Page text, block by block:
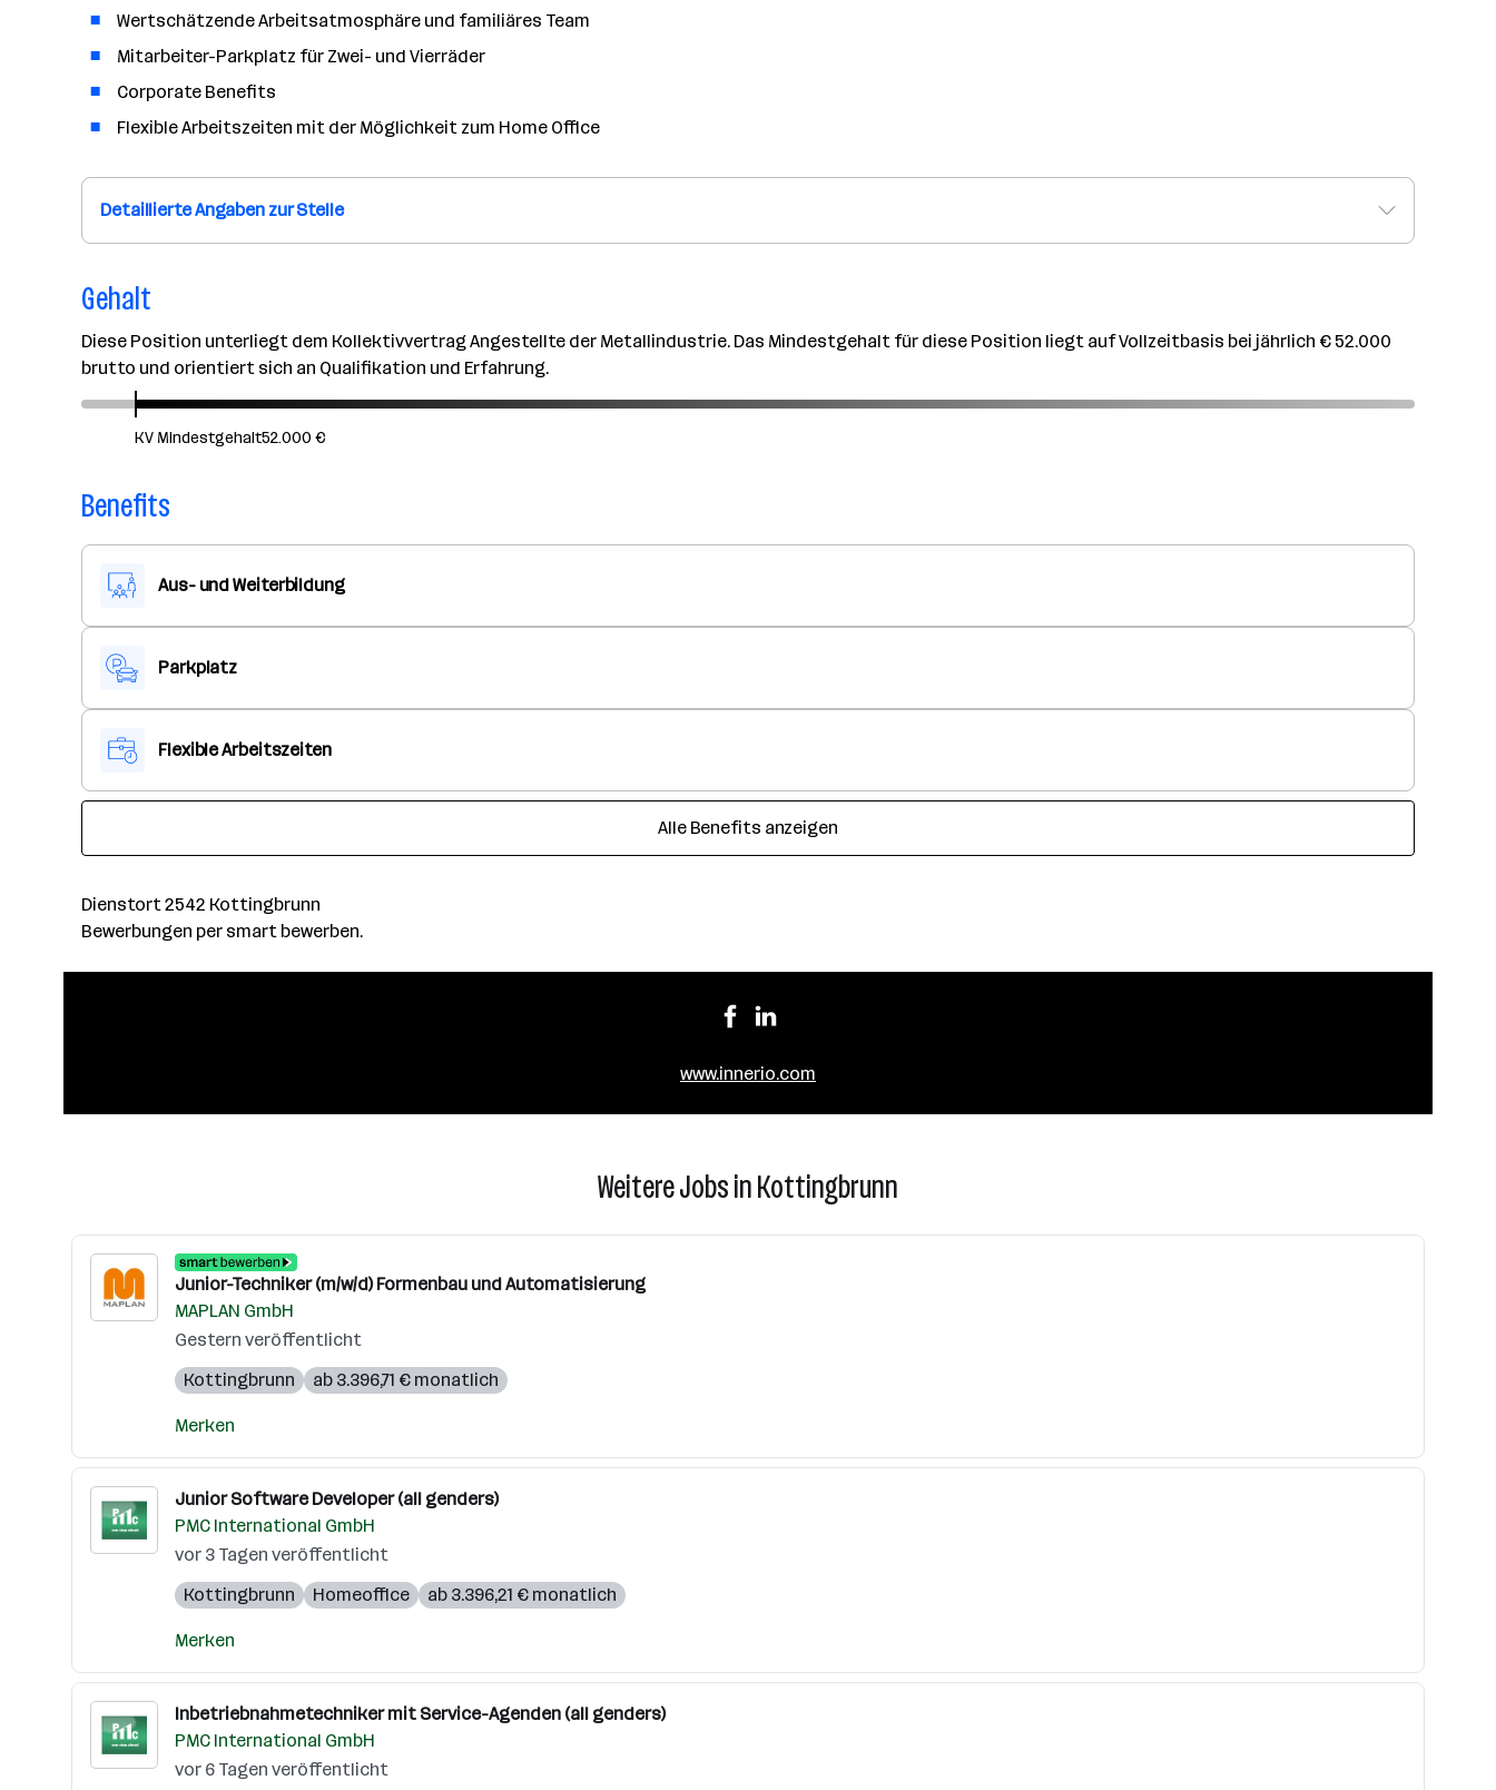
Wertschätzende Arbeitsatmosphäre und familiäres Team
Mitarbeiter-Parkplatz für Zwei- und Vierräder
Corporate Benefits
Flexible Arbeitszeiten mit der Möglichkeit zum Home Office
Detaillierte Angaben zur Stelle
Gehalt
Diese Position unterliegt dem Kollektivvertrag Angestellte der Metallindustrie. Das Mindestgehalt für diese Position liegt auf Vollzeitbasis bei jährlich € 52.000
brutto und orientiert sich an Qualifikation und Erfahrung.
KV Mindestgehalt52.000 €
Benefits
Aus- und Weiterbildung
Parkplatz
Flexible Arbeitszeiten
Alle Benefits anzeigen
Dienstort 2542 Kottingbrunn
Bewerbungen per smart bewerben.
www.innerio.com
Weitere Jobs in Kottingbrunn
Junior-Techniker (m/w/d) Formenbau und Automatisierung
MAPLAN GmbH
Gestern veröffentlicht
Kottingbrunn
ab 3.396,71 € monatlich
Merken
Junior Software Developer (all genders)
PMC International GmbH
vor 3 Tagen veröffentlicht
Kottingbrunn
Homeoffice ab 3.396,21 € monatlich
Merken
Inbetriebnahmetechniker mit Service-Agenden (all genders)
PMC International GmbH
vor 6 Tagen veröffentlicht